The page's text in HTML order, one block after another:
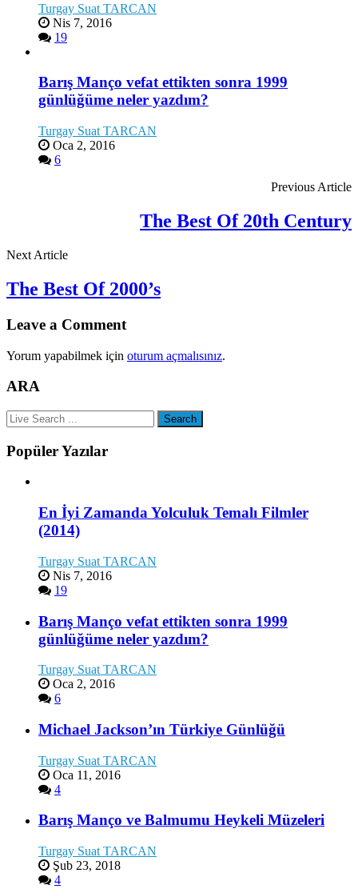
Turgay Suat TARCAN
Nis 7, 2016
19
Barış Manço vefat ettikten sonra 1999
günlüğüme neler yazdım?
Turgay Suat TARCAN
Oca 2, 2016
6
Previous Article
The Best Of 20th Century
Next Article
The Best Of 2000’s
Leave a Comment
Yorum yapabilmek için oturum açmalısınız.
ARA
Popüler Yazılar
En İyi Zamanda Yolculuk Temalı Filmler
(2014)
Turgay Suat TARCAN
Nis 7, 2016
19
Barış Manço vefat ettikten sonra 1999
günlüğüme neler yazdım?
Turgay Suat TARCAN
Oca 2, 2016
6
Michael Jackson’ın Türkiye Günlüğü
Turgay Suat TARCAN
Oca 11, 2016
4
Barış Manço ve Balmumu Heykeli Müzeleri
Turgay Suat TARCAN
Şub 23, 2018
4